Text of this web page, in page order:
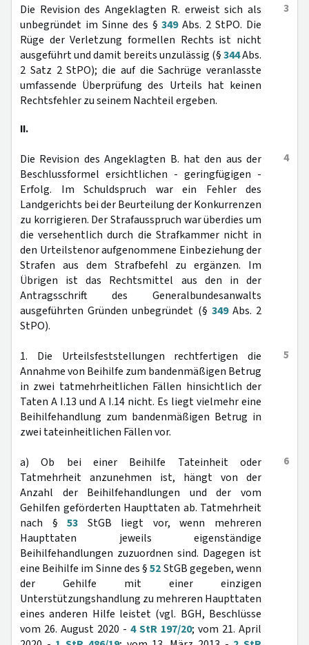
3
Die Revision des Angeklagten R. erweist sich als
unbegründet im Sinne des §349Abs. 2 StPO. Die
Rüge der Verletzung formellen Rechts ist nicht
ausgeführt und damit bereits unzulässig (§344Abs.
2 Satz 2 StPO); die auf die Sachrüge veranlasste
umfassende Überprüfung des Urteils hat keinen
Rechtsfehler zu seinem Nachteil ergeben.
II.
4
Die Revision des Angeklagten B. hat den aus der
Beschlussformel ersichtlichen - geringfügigen -
Erfolg. Im Schuldspruch war ein Fehler des
Landgerichts bei der Beurteilung der Konkurrenzen
zu korrigieren. Der Strafausspruch war überdies um
die versehentlich durch die Strafkammer nicht in
den Urteilstenor aufgenommene Einbeziehung der
Strafen aus dem Strafbefehl zu ergänzen. Im
Übrigen ist das Rechtsmittel aus den in der
Antragsschrift des Generalbundesanwalts
ausgeführten Gründen unbegründet (§ 349Abs. 2
StPO).
5
1. Die Urteilsfeststellungen rechtfertigen die
Annahme von Beihilfe zum bandenmäßigen Betrug
in zwei tatmehrheitlichen Fällen hinsichtlich der
Taten A I.13 und A I.14 nicht. Es liegt vielmehr eine
Beihilfehandlung zum bandenmäßigen Betrug in
zwei tateinheitlichen Fällen vor.
6
a) Ob bei einer Beihilfe Tateinheit oder
Tatmehrheit anzunehmen ist, hängt von der
Anzahl der Beihilfehandlungen und der vom
Gehilfen geförderten Haupttaten ab. Tatmehrheit
nach §53 StGB liegt vor, wenn mehreren
Haupttaten jeweils eigenständige
Beihilfehandlungen zuzuordnen sind. Dagegen ist
eine Beihilfe im Sinne des §52StGB gegeben, wenn
der Gehilfe mit einer einzigen
Unterstützungshandlung zu mehreren Haupttaten
eines anderen Hilfe leistet (vgl. BGH, Beschlüsse
vom 26. August 2020 - 4 StR 197/20; vom 21. April